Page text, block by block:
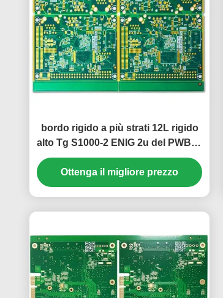
bordo rigido a più strati 12L rigido
alto Tg S1000-2 ENIG 2u del PWB di
1.66mm»
Ottenga il migliore prezzo